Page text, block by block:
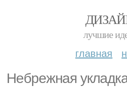
лучшие
главная
Небрежная